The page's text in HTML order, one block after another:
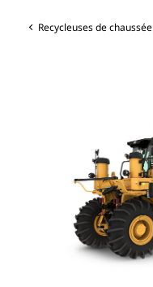
Recycleuses de chaussée